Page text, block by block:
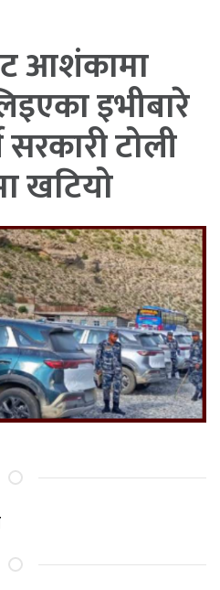
आशंकामा
इभीबारे
टोली
खटियो